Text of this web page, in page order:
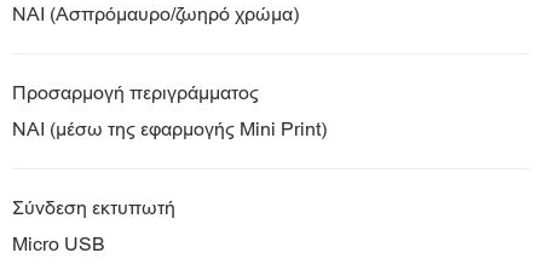
ΝΑΙ (Ασπρόμαυρο/ζωηρό χρώμα)
Προσαρμογή περιγράμματος
ΝΑΙ (μέσω της εφαρμογής Mini Print)
Σύνδεση εκτυπωτή
Micro USB